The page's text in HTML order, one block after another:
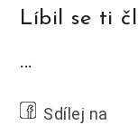
Líbil se ti
...
Sdílej na